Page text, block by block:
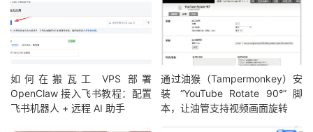
如何在搬瓦工 VPS 部署
OpenClaw 接入飞书教程：配置
飞书机器人 + 远程 AI 助手
通过油猴（Tampermonkey）安
装 “YouTube Rotate 90°” 脚
本，让油管支持视频画面旋转